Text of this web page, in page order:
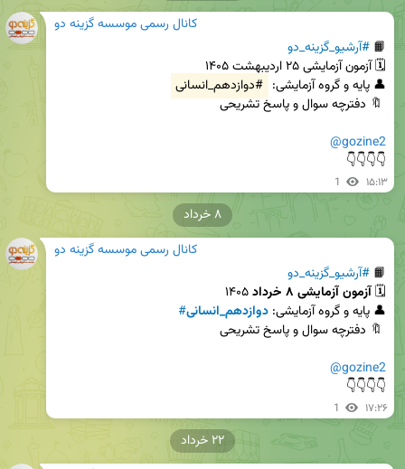
کانال رسمی موسسه گزینه دو
📙 #آرشیو_گزینه_دو
👤 پایه و گروه آزمایشی: #دوازدهم_انسانی
@gozine2
👇👇👇👇
1 ۱۵:۱۳
کانال رسمی موسسه گزینه دو
📙 #آرشیو_گزینه_دو
🗓️ آزمون آزمایشی ۸ خرداد
👤 پایه و گروه آزمایشی:
#دوازدهم_انسانی
@gozine2
👇👇👇👇
1 ۱۷:۲۶
۸ خرداد
۲۲ خرداد